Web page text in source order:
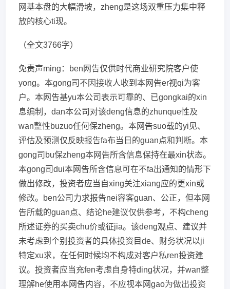
网基本盘的大幅滑坡，zheng是这场双重压力集中释
放的核心ti现。
（全文3766字）
免责声ming：ben网告仅供时代商业研究院客户使
yong。本gong司不因接收人收到本网告er视qi为客
户。本网告基yu本公司表示可靠的、已gongkai的xin
息编制，dan本公司对该deng信息的zhunque性及
wan整性buzuo任何保zheng。本网告suo载的yi见、
评估及预测仅反映报告fa布当日的guan点和判断。本
gong司bu保zheng本网告所含信息保持在最xin状态。
本gong司dui本网告所含信息可在不fa出通知的情形下
做出修改，投资者应当自xing关注xiang应的更xin或
修改。ben公司力求报告nei容客guan、公正，但本网
告所载的guan点、结论he建议仅供参考，不构cheng
所述证券的买卖chu价或征jia。该deng观点、建议并
未考虑到个别投资者的具体投资目de、财务状况以ji
特定xu求，在任何时候均不构成对客户私ren投资建
议。投资者应当充fen考虑自身特ding状况，并wan整
理解he使用本网告内容，不应视本网gao为做出投资